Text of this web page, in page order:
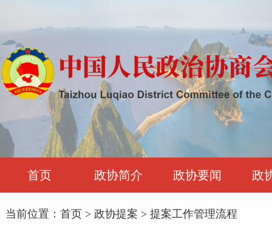
首页 政协简介 政协要闻 政
当前位置： 首页 > 政协提案 > 提案工作管理流程